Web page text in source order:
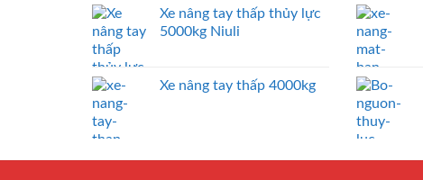
Xe nâng tay thấp thủy lực
5000kg Niuli
Xe nâng tay thấp 4000kg